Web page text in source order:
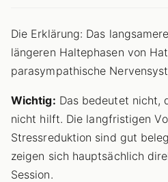
Die Erklärung: Das
längeren Haltephasen von
parasympathische
Wichtig: Das bedeutet nicht,
nicht hilft. Die langfristigen
Stressreduktion sind gut
zeigen sich hauptsächlich
Session.